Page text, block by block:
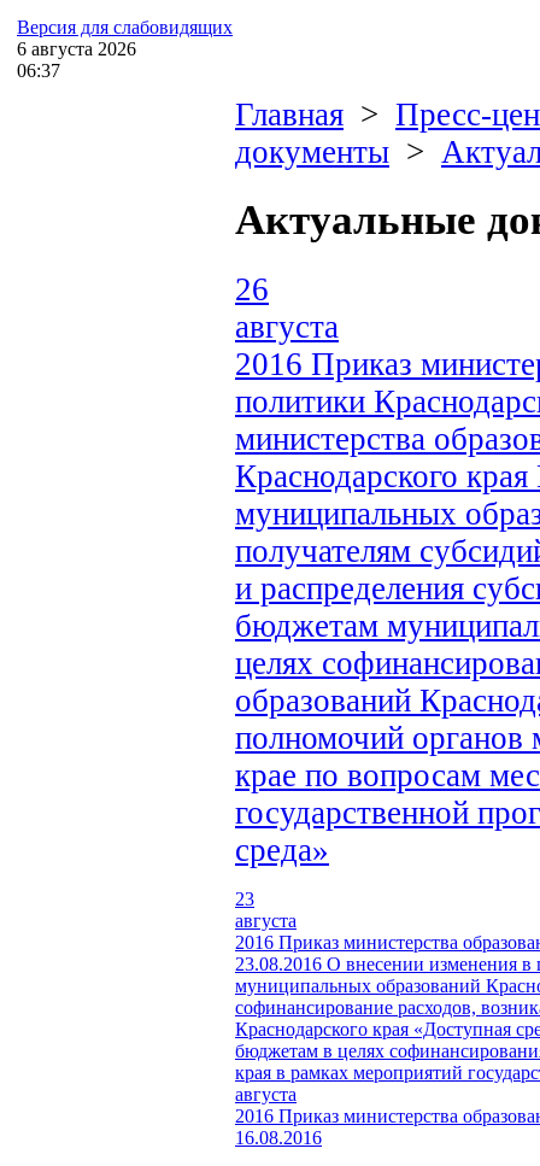
Версия для слабовидящих
6 августа 2026
06:37
Главная > Пресс-
документы >
Актуальные
26
августа
2016 Приказ
политики
министерства
Краснодарского
муниципальных
получателям
и распределения
бюджетам
целях
образований
полномочий органов
крае по вопросам
государственной
среда»
23
августа
2016 Приказ министерства
23.08.2016 О внесении изменения в
муниципальных образований
софинансирование расходов,
Краснодарского края «Доступная
бюджетам в целях
края в рамках мероприятий
августа
2016 Приказ министерства
16.08.2016